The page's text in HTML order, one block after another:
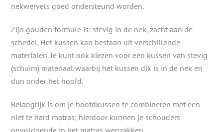
nekwervels goed ondersteund worden.
Zijn gouden formule is: stevig in de nek, zacht aan de
schedel. Het kussen kan bestaan uit verschillende
materialen. Je kunt ook kiezen voor een kussen van stevig
(schuim) materiaal waarbij het kussen dik is in de nek en
dun onder het hoofd.
Belangrijk is om je hoofdkussen te combineren met een
niet te hard matras; hierdoor kunnen je schouders
onvoldoende in het matras wegzakken.